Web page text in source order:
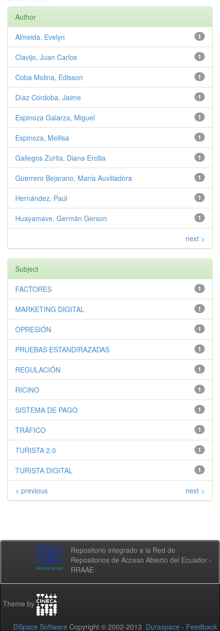
Author
1
Almeida, Evelyn
1
Clavijo, Juan Carlos
1
Coba Molina, Edisson
1
Díaz Córdoba, Jaime
1
Espinoza Galarza, Miguel
1
Espinoza, Mellisa
1
Gallegos Zurita, Diana Ercilia
1
Guerrero Bejarano, María Auxiliadora
1
Hernández, Paúl
1
Huayamave, Germán Gerson
next >
Subject
1
FACTORES
1
MARKETING DIGITAL
1
OPRESIÓN
1
PRUEBAS ESTANDIRAZADAS
1
REGULACIÓN
1
RICINO
1
SISTEMA DE PAGO
1
TRÁFICO
1
TURISTA 2.0
1
TURISTA DIGITAL
< previous next >
Repositorio integrado a la Red de
Repositorios de Acceso Abierto del Ecuador -
RRAAE
Theme by
DSpace Software Copyright © 2002-2013 Duraspace - Feedback